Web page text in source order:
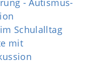
Schulalltag
mit